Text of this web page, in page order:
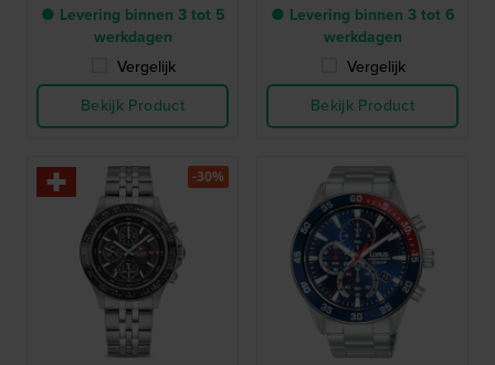
● Levering binnen 3 tot 5
werkdagen
Vergelijk
Bekijk Product
● Levering binnen 3 tot 6
werkdagen
Vergelijk
Bekijk Product
-30%